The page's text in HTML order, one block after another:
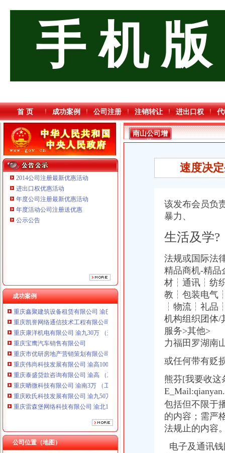
手 机 版
首 页 成功案例 公司注册 注销转让 进出口权
2014公司注册最新优惠活动
进出口权优惠活动
年度公司注册最新优惠活动
年度活动公司注册送优惠
公示公告
成功案例
重庆宝鹰汽车销售有限公司
重庆雷森堡网络科技有限公司 渝北10万 （工商注册）
重庆斯苔登托生物科技有限公司 渝南10万 （工商注册）
重庆鑫聚建筑设备租赁有限公司 渝巴3万 （工商注册）
重庆凯誉网络通信技术工程有限公司 渝中300万 （工商变更）
重庆康洋机电有限公司 渝九30万 （进出口权）
重庆宝鹰汽车销售有限公司
重庆市优研房地产营销策划有限公司
重庆伟尚科技发展有限公司 渝高100万 （工商注册）
重庆泰盛贷款咨询有限公司 渝高 （工商注册）
重庆晒微科技有限公司 渝南3万 （工商注册）
重庆欧氏科技发展有限公司 渝九50万 （进出口权）
重庆雷森堡网络科技有限公司 渝北10万 （工商注册）
重庆斯苔登托生物科技有限公司 渝南10万 （工商注册）
重庆鑫聚建筑设备租赁有限公司 渝巴3万 （工商注册）
重庆凯誉网络通信技术工程有限公司 渝中300万 （工商变更）
重庆康洋机电有限公司 渝九30万 （进出口权）
公司位置（地图）
南山公司增
资
速度决
该发布会员负
暴力、
生活及学?
法规或国际法
精品商机-精
材┆通讯┆纺
教┆包装电
┆物流┆礼品
机构组织团体
服务>其他
力福田罗湖
或任何带有贬
熊芬[我要收
包括但不限于
的内容；需严
法规止的内容
电子及通讯